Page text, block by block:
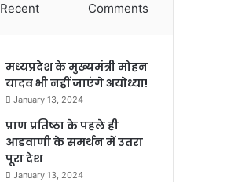
Recent Comments
मध्यप्रदेश के मुख्यमंत्री मोहन
यादव भी नहीं जाएंगे अयोध्या!
January 13, 2024
प्राण प्रतिष्ठा के पहले ही
आडवाणी के समर्थन में उतरा
पूरा देश
January 13, 2024